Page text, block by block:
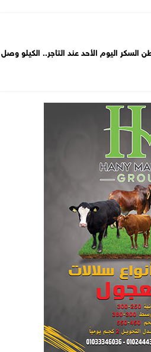
السكر اليوم الأحد عند التاجر.. الكيلو وصل